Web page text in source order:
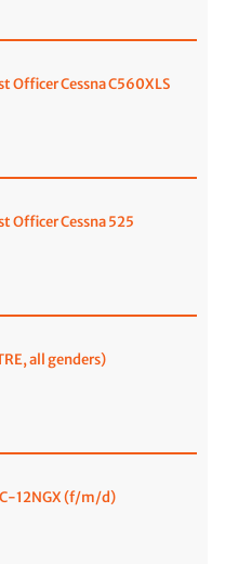
Officer Cessna C560XLS
Officer Cessna 525
all genders)
12NGX (f/m/d)